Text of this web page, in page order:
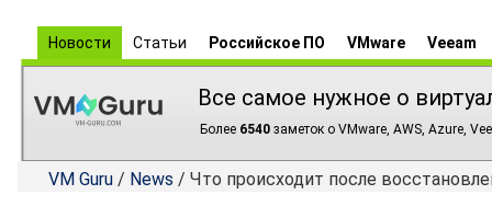
Новости Статьи Российское ПО VMware Veeam
Все самое нужное о
Более 6540 заметок о VMware, AWS, Azure,
VM Guru / News / Что происходит после